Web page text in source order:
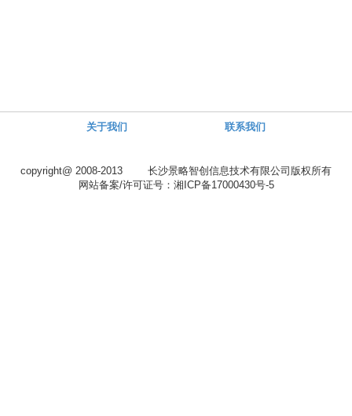
关于我们 联系我们
copyright@ 2008-2013 长沙景略智创信息技术有限公司版权所有
网站备案/许可证号：湘ICP备17000430号-5